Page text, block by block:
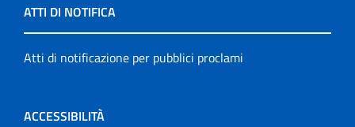
ATTI DI NOTIFICA
Atti di notificazione per pubblici proclami
ACCESSIBILITÀ